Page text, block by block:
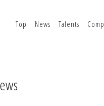
Top News Talents